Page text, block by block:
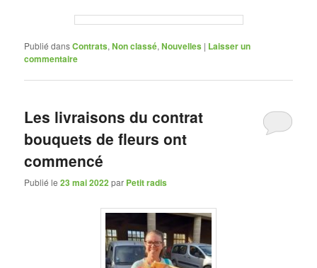
Publié dansContrats,Non classé,Nouvelles | Laisser un
commentaire
Les livraisons du contrat
bouquets de fleurs ont
commencé
Publié le23 mai 2022par Petit radis